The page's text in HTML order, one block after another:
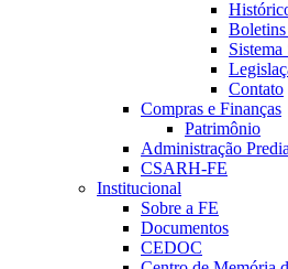
Contato
Compras e Finanças
Patrimônio
Administração
CSARH-FE
Institucional
Sobre a FE
Documentos
CEDOC